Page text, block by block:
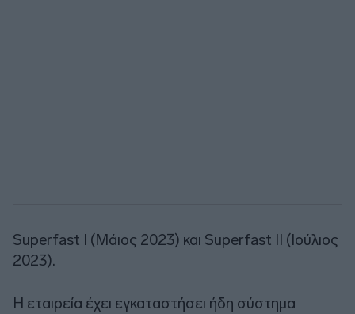
Superfast I (Μάιος 2023) και Superfast II (Ιούλιος
2023).
Η εταιρεία έχει εγκαταστήσει ήδη σύστημα